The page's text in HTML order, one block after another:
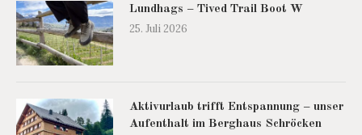
Lundhags – Tived Trail Boot W
25. Juli 2026
Aktivurlaub trifft Entspannung – unser
Aufenthalt im Berghaus Schröcken